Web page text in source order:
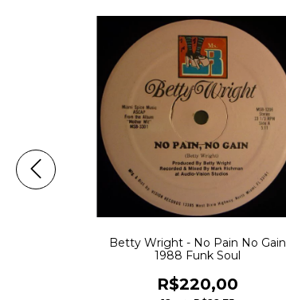
Betty Wright - No Pain No Gain
1988 Funk Soul
R$220,00